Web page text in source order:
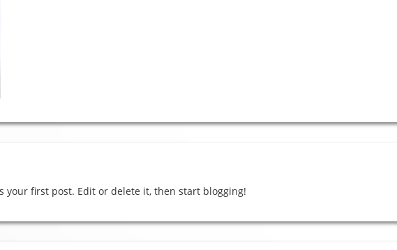
your first post. Edit or delete it, then start blogging!